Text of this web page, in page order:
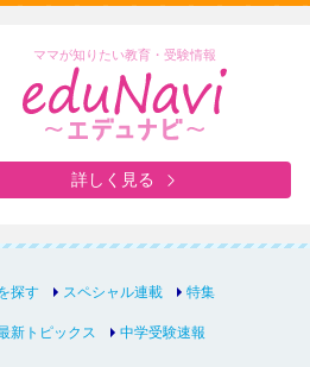
ママが知りたい教育・受験情報
詳しく見る
探す スペシャル連載 特集
新トピックス 中学受験速報